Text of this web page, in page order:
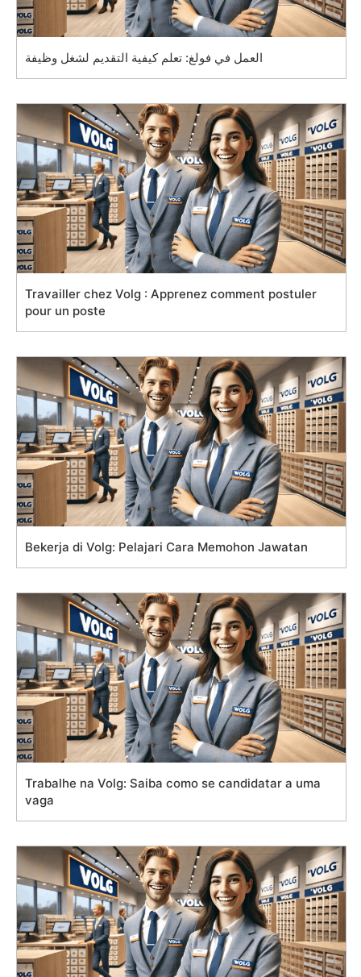
العمل في فولغ: تعلم كيفية التقديم لشغل وظيفة
Travailler chez Volg : Apprenez comment postuler
pour un poste
Bekerja di Volg: Pelajari Cara Memohon Jawatan
Trabalhe na Volg: Saiba como se candidatar a uma
vaga